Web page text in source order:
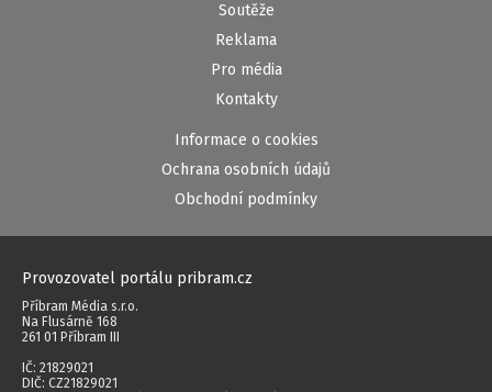
Soutěže
Reklama
Pro média
Kontakty
Informace o cookies
Ochrana osobních údajů
Obchodní podmínky
Provozovatel portálu pribram.cz
Příbram Média s.r.o.
Na Flusárně 168
261 01 Příbram III
IČ: 21829021
DIČ: CZ21829021